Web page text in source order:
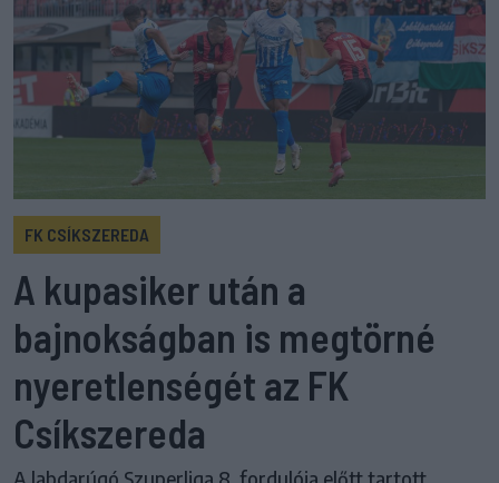
FK CSÍKSZEREDA
A kupasiker után a
bajnokságban is megtörné
nyeretlenségét az FK
Csíkszereda